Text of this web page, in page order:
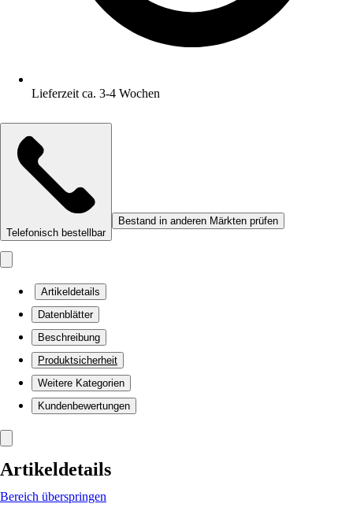
Lieferzeit ca. 3-4 Wochen
Telefonisch bestellbar
Bestand in anderen Märkten prüfen
Artikeldetails
Datenblätter
Beschreibung
Produktsicherheit
Weitere Kategorien
Kundenbewertungen
Artikeldetails
Bereich überspringen